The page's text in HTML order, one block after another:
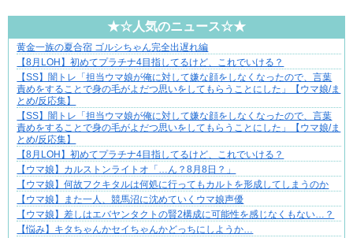
★☆人気のニュース☆★
先輩と後輩、距離が変わった日から始まる恋
黄金一族の夏合宿 ゴルシちゃん完全出遅れ編
【8月LOH】初めてプラチナ4目指してるけど、これでいける？
【SS】闇トレ「担当ウマ娘が俺に対して嫌な顔をしなくなったので、言葉
責めをすることで身の毛がよだつ思いをしてもらうことにした」【ウマ娘/ま
とめ/反応集】
【SS】闇トレ「担当ウマ娘が俺に対して嫌な顔をしなくなったので、言葉
責めをすることで身の毛がよだつ思いをしてもらうことにした」【ウマ娘/ま
とめ/反応集】
【8月LOH】初めてプラチナ4目指してるけど、これでいける？
【ウマ娘】カルストンライトオ「…ん？8月8日？」
【ウマ娘】何故フクキタルは何処に行ってもカルトを形成してしまうのか
【ウマ娘】また一人、競馬沼に沈めていくウマ娘声優
【ウマ娘】差しはエバヤンタクトの賢2構成に可能性を感じなくもない…？
【悩み】キタちゃんかセイちゃんかどっちにしようか…